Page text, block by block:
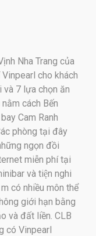
Nha Trang của
cho khách
và 7 lựa chọn ăn
cách Bến
Cam Ranh
phòng tại đây
ngọn đồi
miễn phí tại
và tiện nghi
có nhiều môn thể
giới hạn bằng
và đất liền. CLB
có Vinpearl